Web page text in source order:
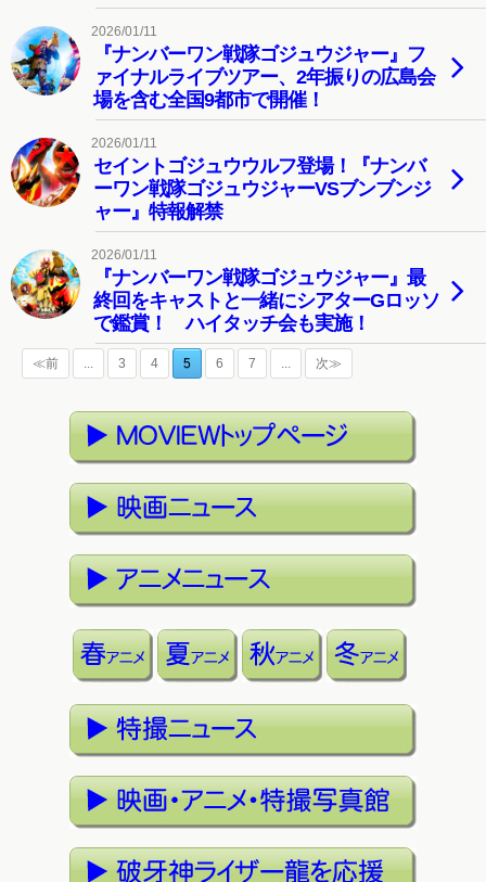
2026/01/11
『ナンバーワン戦隊ゴジュウジャー』フ
ァイナルライブツアー、2年振りの広島会
場を含む全国9都市で開催！
2026/01/11
セイントゴジュウウルフ登場！『ナンバ
ーワン戦隊ゴジュウジャーVSブンブンジ
ャー』特報解禁
2026/01/11
『ナンバーワン戦隊ゴジュウジャー』最
終回をキャストと一緒にシアターGロッソ
で鑑賞！ ハイタッチ会も実施！
≪前 ... 3 4 5 6 7 ... 次≫